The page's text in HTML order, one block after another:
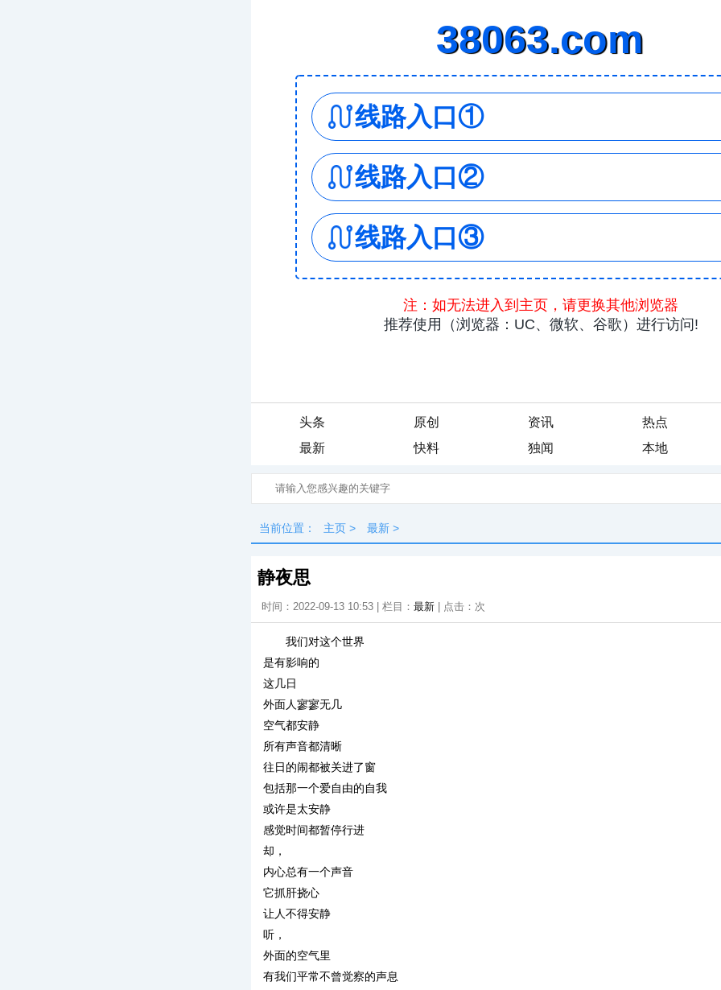
头条 原创 资讯
热点
最新
快料 独闻 本地
当前位置： 主页 > 最新 >
静夜思
时间：2022-09-13 10:53 | 栏目： 最新 | 点击： 次
我们对这个世界
是有影响的
这几日
外面人寥寥无几
空气都安静
所有声音都清晰
往日的闹都被关进了窗
包括那一个爱自由的自我
或许是太安静
感觉时间都暂停行进
却，
内心总有一个声音
它抓肝挠心
让人不得安静
听，
外面的空气里
有我们平常不曾觉察的声息